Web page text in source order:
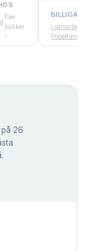
Fler
butiker
›
BILLIGAST
i samarbete
PriceRunner
26